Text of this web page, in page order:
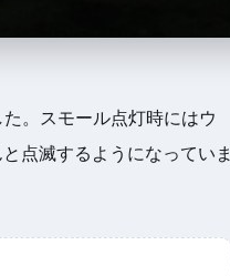
。スモール点灯時にはウ
点滅するようになっていま